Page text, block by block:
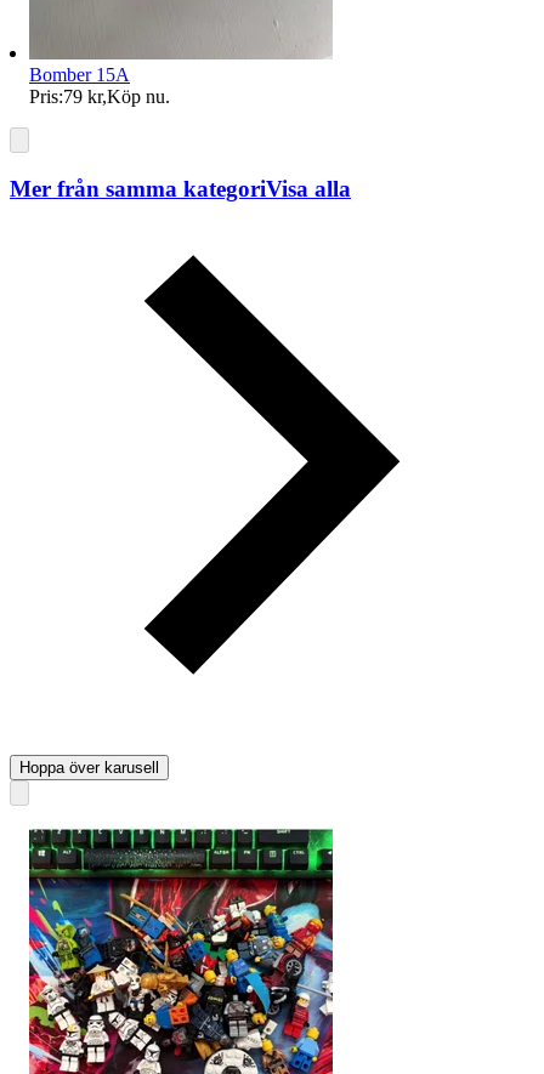
Bomber 15A
Pris:79 kr,Köp nu.
Mer från samma kategoriVisa alla
Hoppa över karusell